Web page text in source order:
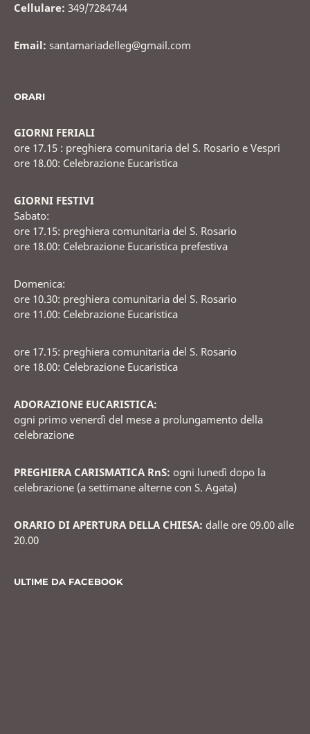
Cellulare: 349/7284744
Email: santamariadelleg@gmail.com
ORARI
GIORNI FERIALI
ore 17.15 : preghiera comunitaria del S. Rosario e Vespri
ore 18.00: Celebrazione Eucaristica
GIORNI FESTIVI
Sabato:
ore 17.15: preghiera comunitaria del S. Rosario
ore 18.00: Celebrazione Eucaristica prefestiva
Domenica:
ore 10.30: preghiera comunitaria del S. Rosario
ore 11.00: Celebrazione Eucaristica
ore 17.15: preghiera comunitaria del S. Rosario
ore 18.00: Celebrazione Eucaristica
ADORAZIONE EUCARISTICA:
ogni primo venerdì del mese a prolungamento della
celebrazione
PREGHIERA CARISMATICA RnS: ogni lunedì dopo la
celebrazione (a settimane alterne con S. Agata)
ORARIO DI APERTURA DELLA CHIESA: dalle ore 09.00 alle
20.00
ULTIME DA FACEBOOK